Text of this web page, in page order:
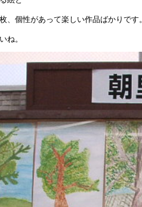
、個性があって楽しい作品ばかりです。
ね。